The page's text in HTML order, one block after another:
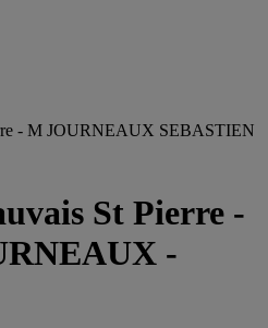
- M JOURNEAUX SEBASTIEN
St Pierre -
-